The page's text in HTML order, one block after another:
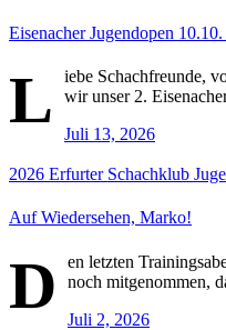
Eisenacher Jugendopen
L
iebe Schachfreunde,
wir unser 2.
Juli 13, 2026
2026 Erfurter Schachklub
Auf Wiedersehen, Marko!
D
en letzten
noch mitgenommen,
Juli 2, 2026